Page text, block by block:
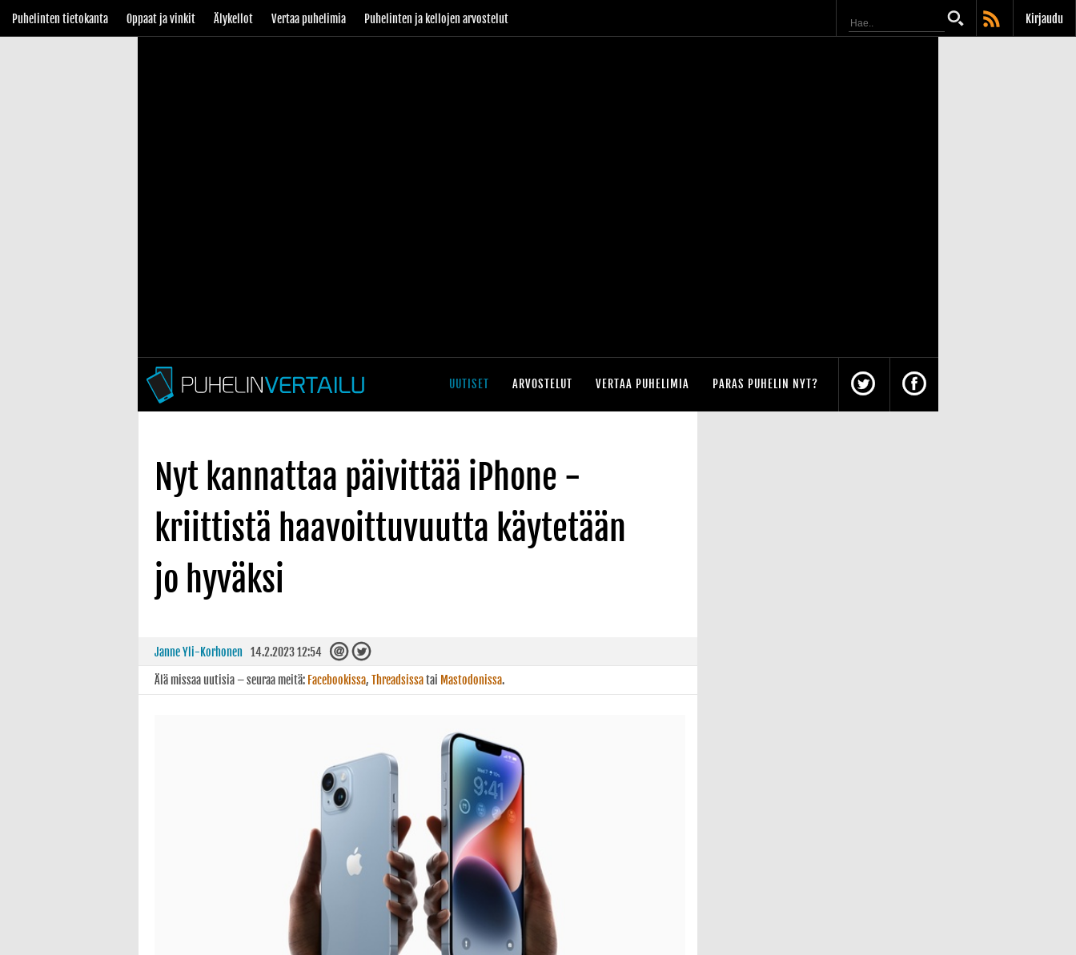
Puhelinten tietokanta Oppaat ja vinkit Älykellot Vertaa puhelimia Puhelinten ja kellojen arvostelut Kirjaudu
UUTISET ARVOSTELUT VERTAA PUHELIMIA PARAS PUHELIN NYT?
Nyt kannattaa päivittää iPhone -
kriittistä haavoittuvuutta käytetään
jo hyväksi
Janne Yli-Korhonen 14.2.2023 12:54
Älä missaa uutisia – seuraa meitä: Facebookissa, Threadsissatai Mastodonissa.